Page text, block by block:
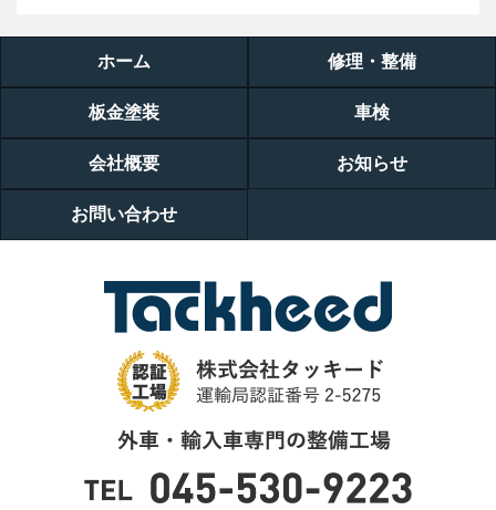
ホーム 修理・整備
板金塗装 車検
会社概要 お知らせ
お問い合わせ